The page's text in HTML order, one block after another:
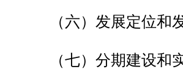
（六）发展定位和
（七）分期建设和